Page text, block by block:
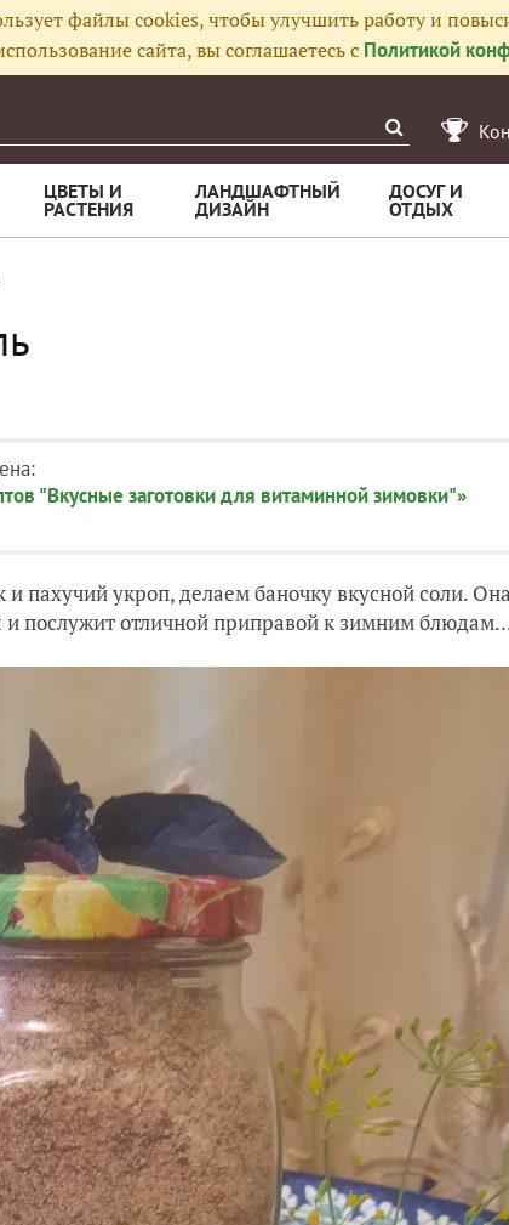
файлы cookies, чтобы улучшить работу и
сайта, вы соглашаетесь с Политикой
ЦВЕТЫ И
РАСТЕНИЯ
ЛАНДШАФТНЫЙ
ДИЗАЙН
ДОСУГ И
ОТДЫХ
"Вкусные заготовки для витаминной зимовки"»
пахучий укроп, делаем баночку вкусной соли. Она
послужит отличной приправой к зимним